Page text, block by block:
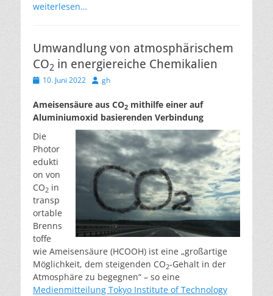
weiterlesen…
Umwandlung von atmosphärischem
CO2 in energiereiche Chemikalien
Veröffentlicht
10. Juni 2022 Autor
gh
Ameisensäure aus CO2 mithilfe einer auf
Aluminiumoxid basierenden Verbindung
Die
Photor
edukti
on von
CO2 in
transp
ortable
Brenns
toffe
wie Ameisensäure (HCOOH) ist eine „großartige
Möglichkeit, dem steigenden CO2-Gehalt in der
Atmosphäre zu begegnen“ – so eine
Medienmitteilung Tokyo Institute of Technology